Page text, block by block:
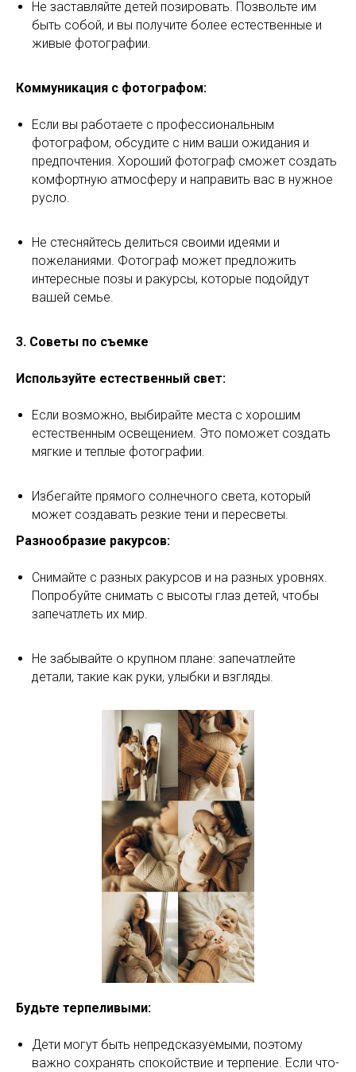
Не заставляйте детей позировать. Позвольте им
быть собой, и вы получите более естественные и
живые фотографии.
Коммуникация с фотографом:
Если вы работаете с профессиональным
фотографом, обсудите с ним ваши ожидания и
предпочтения. Хороший фотограф сможет создать
комфортную атмосферу и направить вас в нужное
русло.
Не стесняйтесь делиться своими идеями и
пожеланиями. Фотограф может предложить
интересные позы и ракурсы, которые подойдут
вашей семье.
3. Советы по съемке
Используйте естественный свет:
Если возможно, выбирайте места с хорошим
естественным освещением. Это поможет создать
мягкие и теплые фотографии.
Избегайте прямого солнечного света, который
может создавать резкие тени и пересветы.
Разнообразие ракурсов:
Снимайте с разных ракурсов и на разных уровнях.
Попробуйте снимать с высоты глаз детей, чтобы
запечатлеть их мир.
Не забывайте о крупном плане: запечатлейте
детали, такие как руки, улыбки и взгляды.
Будьте терпеливыми:
Дети могут быть непредсказуемыми, поэтому
важно сохранять спокойствие и терпение. Если что-